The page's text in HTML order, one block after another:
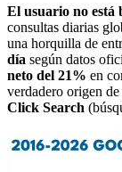
El usuario no está
consultas diarias
una horquilla de
día según datos
neto del 21% en
verdadero origen
Click Search